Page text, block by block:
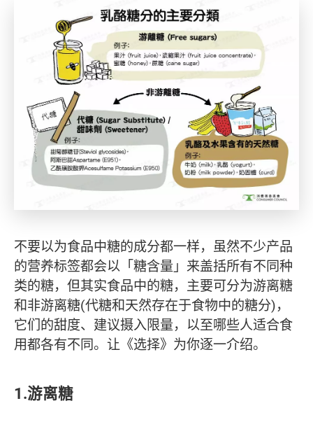
不要以为食品中糖的成分都一样，虽然不少产品
的营养标签都会以「糖含量」来盖括所有不同种
类的糖，但其实食品中的糖，主要可分为游离糖
和非游离糖(代糖和天然存在于食物中的糖分)，
它们的甜度、建议摄入限量，以至哪些人适合食
用都各有不同。让《选择》为你逐一介绍。
1.游离糖